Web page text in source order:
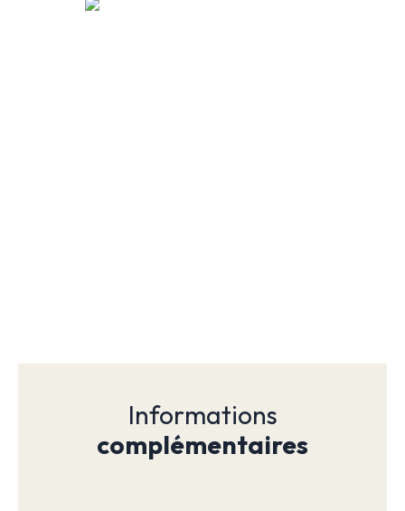
Informations
complémentaires